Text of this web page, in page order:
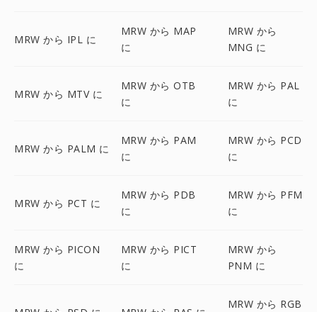
MRW から IPL に
MRW から MAP
に
MRW から
MNG に
MRW から MTV に
MRW から OTB
に
MRW から PAL
に
MRW から PALM に
MRW から PAM
に
MRW から PCD
に
MRW から PCT に
MRW から PDB
に
MRW から PFM
に
MRW から PICON
に
MRW から PICT
に
MRW から
PNM に
MRW から RGB